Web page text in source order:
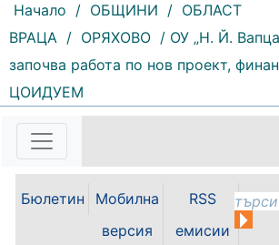
За пета поредна година Мизия
даде сцена на таланта. Деца с
изпълнители с вече спечелени
гостуващи формации бяха част от
Начало / ОБЩИНИ / ОБЛАСТ
ВРАЦА / ОРЯХОВО / ОУ „Н. Й.
започва работа по нов проект,
ЦОИДУЕМ
Бюлетин
Мобилна
версия
RSS
емисии